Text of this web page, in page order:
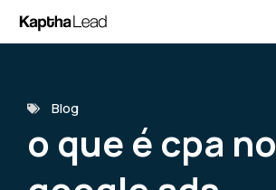
Blog
o que é cpa no